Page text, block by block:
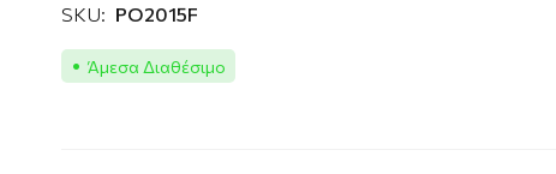
SKU: PO2015F
Άμεσα Διαθέσιμο